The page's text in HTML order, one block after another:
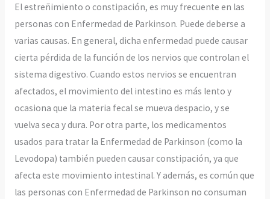
El estreñimiento o constipación, es muy frecuente en las
personas con Enfermedad de Parkinson. Puede deberse a
varias causas. En general, dicha enfermedad puede causar
cierta pérdida de la función de los nervios que controlan el
sistema digestivo. Cuando estos nervios se encuentran
afectados, el movimiento del intestino es más lento y
ocasiona que la materia fecal se mueva despacio, y se
vuelva seca y dura. Por otra parte, los medicamentos
usados para tratar la Enfermedad de Parkinson (como la
Levodopa) también pueden causar constipación, ya que
afecta este movimiento intestinal. Y además, es común que
las personas con Enfermedad de Parkinson no consuman